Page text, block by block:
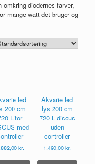
omkring diodernes farver,
mange watt det bruger og
led
200 cm
Liter
med
kr.
Akvarie led
lys 200 cm
720 L discus
uden
controller
1.490,00kr.